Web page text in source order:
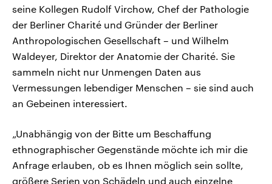
seine Kollegen Rudolf Virchow, Chef der Pathologie
der Berliner Charité und Gründer der Berliner
Anthropologischen Gesellschaft – und Wilhelm
Waldeyer, Direktor der Anatomie der Charité. Sie
sammeln nicht nur Unmengen Daten aus
Vermessungen lebendiger Menschen – sie sind auch
an Gebeinen interessiert.
„Unabhängig von der Bitte um Beschaffung
ethnographischer Gegenstände möchte ich mir die
Anfrage erlauben, ob es Ihnen möglich sein sollte,
größere Serien von Schädeln und auch einzelne